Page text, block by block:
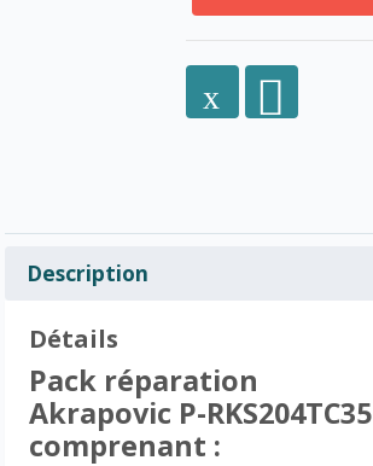
Description
Détails
Pack réparation
Akrapovic P-RKS204TC35
comprenant :